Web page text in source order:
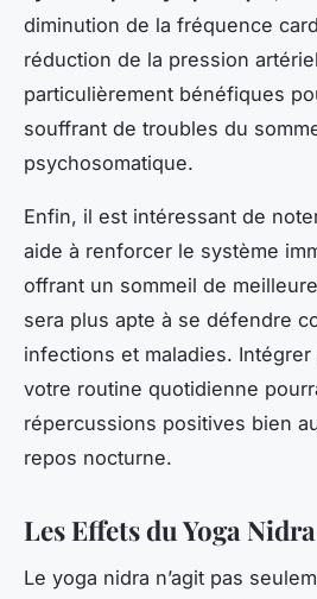
diminution de la fréquence
réduction de la pression
particulièrement bénéfiques
souffrant de troubles du
psychosomatique.
Enfin, il est intéressant de
aide à renforcer le système
offrant un sommeil de
sera plus apte à se défendre
infections et maladies.
votre routine quotidienne
répercussions positives bien
repos nocturne.
Les Effets du Yoga
Le yoga nidra n’agit pas